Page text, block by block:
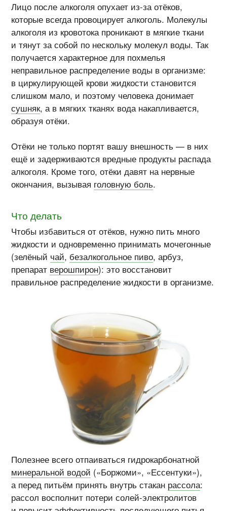
Лицо после алкоголя опухает из-заотёков,
которые всегда провоцирует алкоголь. Молекулы
алкоголя из кровотока проникают в мягкие ткани
и тянут за собой по нескольку молекул воды. Так
получается характерное для похмелья
неправильное распределение воды в организме:
в циркулирующей крови жидкости становится
слишком мало, и поэтому человека донимает
сушняк, а в мягких тканях вода накапливается,
образуя отёки.
Отёки не только портят вашу внешность — в них
ещё и задерживаются вредные продукты распада
алкоголя. Кроме того, отёки давят на нервные
окончания, вызывая головную боль.
Что делать
Чтобы избавиться от отёков, нужно пить много
жидкости и одновременно принимать мочегонные
(зелёный чай, безалкогольное пиво, арбуз,
препарат верошпирон): это восстановит
правильное распределение жидкости в организме.
Полезнее всего отпаиваться гидрокарбонатной
минеральной водой («Боржоми», «Ессентуки»),
а перед питьём принять внутрь стакан рассола:
рассол восполнит потерисолей-электролитов